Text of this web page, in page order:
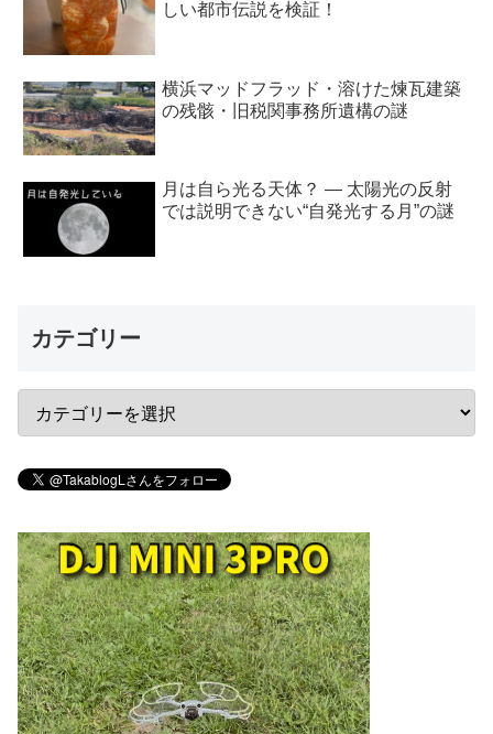
しい都市伝説を検証！
横浜マッドフラッド・溶けた煉瓦建築
の残骸・旧税関事務所遺構の謎
月は自ら光る天体？ ― 太陽光の反射
では説明できない“自発光する月”の謎
カテゴリー